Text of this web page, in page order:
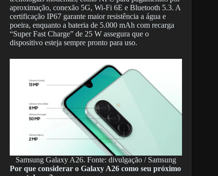
aproximação, conexão 5G, Wi-Fi 6E e Bluetooth 5.3. A
certificação IP67 garante maior resistência a água e
poeira, enquanto a bateria de 5.000 mAh com recarga
“Super Fast Charge” de 25 W assegura que o
dispositivo esteja sempre pronto para uso.
Samsung Galaxy A26. Fonte: divulgação / Samsung
Por que considerar o Galaxy A26 como seu próximo